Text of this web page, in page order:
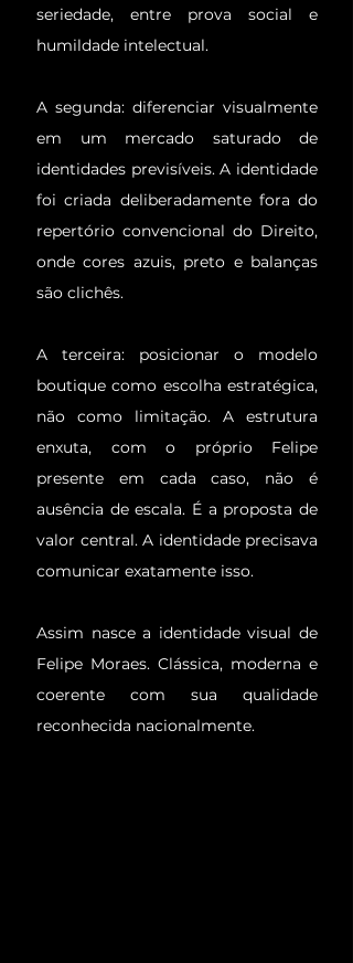
seriedade, entre prova social e
humildade intelectual.
A segunda: diferenciar visualmente
em um mercado saturado de
identidades previsíveis. A identidade
foi criada deliberadamente fora do
repertório convencional do Direito,
onde cores azuis, preto e balanças
são clichês.
A terceira: posicionar o modelo
boutique como escolha estratégica,
não como limitação. A estrutura
enxuta, com o próprio Felipe
presente em cada caso, não é
ausência de escala. É a proposta de
valor central. A identidade precisava
comunicar exatamente isso.
Assim nasce a identidade visual de
Felipe Moraes. Clássica, moderna e
coerente com sua qualidade
reconhecida nacionalmente.